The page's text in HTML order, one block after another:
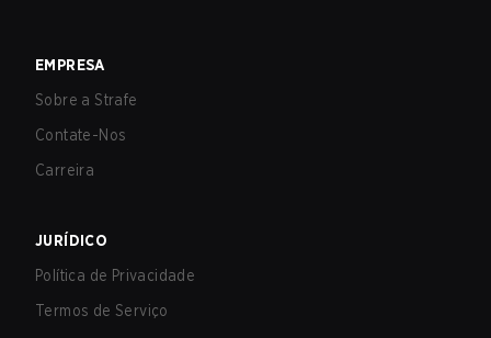
EMPRESA
Sobre a Strafe
Contate-Nos
Carreira
JURÍDICO
Política de Privacidade
Termos de Serviço